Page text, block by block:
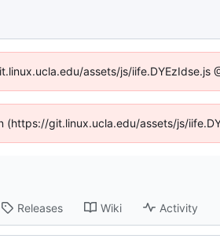
assets/js/iife.DYEzIdse.js
git.linux.ucla.edu/assets/js/
Releases Wiki Activity